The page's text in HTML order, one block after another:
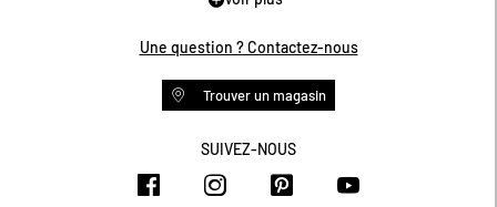
Programme de fidélité
Conditions des offres
Livraison et retours
Une question ? Contactez-nous
Trouver un magasin
SUIVEZ-NOUS
https://www.facebook.com/
https://https://